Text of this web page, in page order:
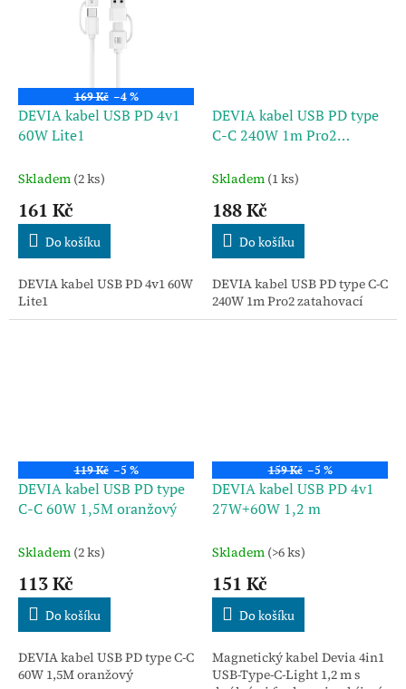
169 Kč –4 %
DEVIA kabel USB PD 4v1
60W Lite1
Skladem (2 ks)
161 Kč
Do košíku
DEVIA kabel USB PD 4v1 60W
Lite1
DEVIA kabel USB PD type
C-C 240W 1m Pro2
Skladem (1 ks)
188 Kč
Do košíku
DEVIA kabel USB PD type C-C
240W 1m Pro2 zatahovací
119 Kč –5 %
DEVIA kabel USB PD type
C-C 60W 1,5M oranžový
Skladem (2 ks)
113 Kč
Do košíku
DEVIA kabel USB PD type C-C
60W 1,5M oranžový
159 Kč –5 %
DEVIA kabel USB PD 4v1
27W+60W 1,2 m
Skladem (>6 ks)
151 Kč
Do košíku
Magnetický kabel Devia 4in1
USB-Type-C-Light 1,2 m s